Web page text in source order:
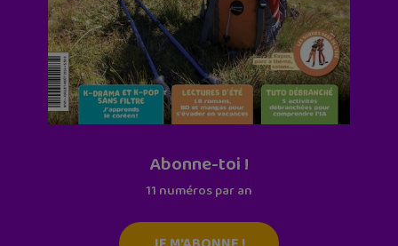
Abonne-toi !
11 numéros par an